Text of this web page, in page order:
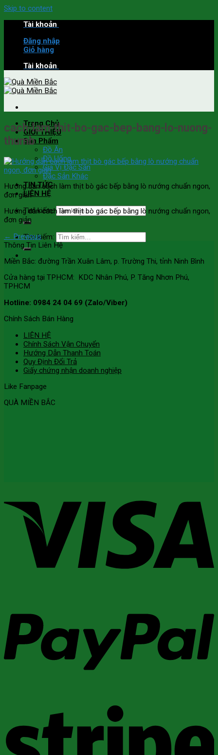
Skip to content
Tài khoản
Đăng nhập
Giỏ hàng
Tài khoản
Trang Chủ
GIỚI THIỆU
Sản Phẩm
Đồ Ăn
Đồ Uống
Gia Vị Đặc Sản
Đặc Sản Khác
TIN TỨC
LIÊN HỆ
Tìm kiếm:
Tìm kiếm:
cach-lam-thit-bo-gac-bep-bang-lo-nuong-
thumb
Hướng dẫn cách làm thịt bò gác bếp bằng lò nướng chuẩn ngon,
đơn giản
Hướng dẫn cách làm thịt bò gác bếp bằng lò nướng chuẩn ngon,
đơn giản
← Previous
Thông Tin Liên Hệ
Miền Bắc: đường Trần Xuân Lâm, p. Trường Thi, tỉnh Ninh Bình
Cửa hàng tại TPHCM: KDC Nhân Phú, P. Tăng Nhơn Phú,
TPHCM
Hotline: 0984 24 04 69 (Zalo/Viber)
Chính Sách Bán Hàng
LIÊN HỆ
Chính Sách Vận Chuyển
Hướng Dẫn Thanh Toán
Quy Định Đổi Trả
Giấy chứng nhận doanh nghiệp
Like Fanpage
QUÀ MIỀN BẮC